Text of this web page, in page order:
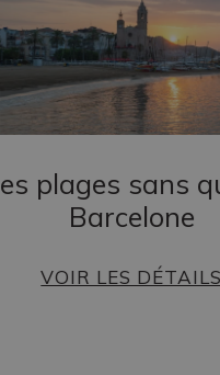
plages sans
Barcelone
VOIR LES DÉTAILS